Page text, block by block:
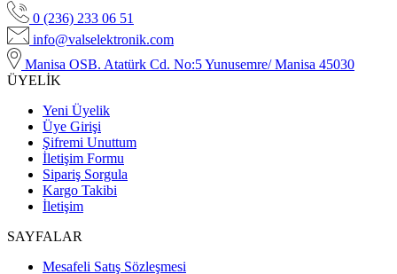
0 (236) 233 06 51
info@valselektronik.com
Manisa OSB. Atatürk Cd. No:5 Yunusemre/ Manisa 45030
ÜYELİK
Yeni Üyelik
Üye Girişi
Şifremi Unuttum
İletişim Formu
Sipariş Sorgula
Kargo Takibi
İletişim
SAYFALAR
Mesafeli Satış Sözleşmesi